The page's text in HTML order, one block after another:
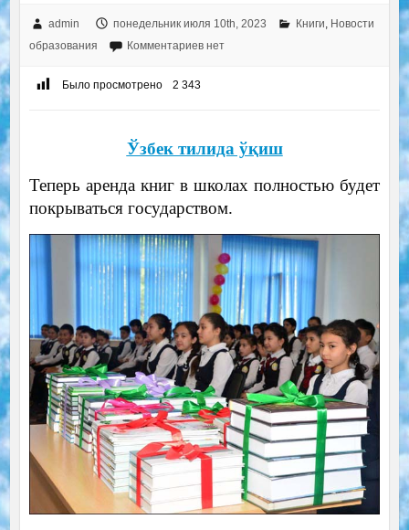
admin понедельник июля 10th, 2023 Книги, Новости
образования
Комментариев нет
Было просмотрено 2 343
Ўзбек тилида ўқиш
Теперь аренда книг в школах полностью будет
покрываться государством.